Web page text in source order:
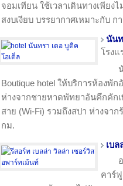
จอมเทียน ใช้เวลาเดินทางเพีย
สงบเงียบ บรรยากาศเหมาะกับ
นันท
โรง
Boutique hotel ให้บริการห้องพั
ห่างจากชายหาดพัทยาอันคึกคักเ
สาย (Wi-Fi) รวมถึงสปา ห่างจา
กม.
เบ
คาร์